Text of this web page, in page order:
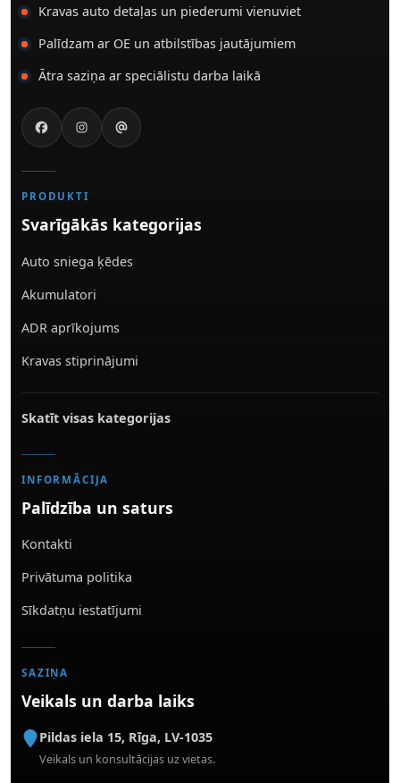
Kravas auto detaļas un piederumi vienuviet
Palīdzam ar OE un atbilstības jautājumiem
Ātra saziņa ar speciālistu darba laikā
PRODUKTI
Svarīgākās kategorijas
Auto sniega ķēdes
Akumulatori
ADR aprīkojums
Kravas stiprinājumi
Skatīt visas kategorijas
INFORMĀCIJA
Palīdzība un saturs
Kontakti
Privātuma politika
Sīkdatņu iestatījumi
SAZIŅA
Veikals un darba laiks
Pildas iela 15, Rīga, LV-1035
Veikals un konsultācijas uz vietas.